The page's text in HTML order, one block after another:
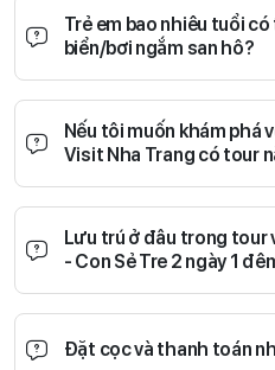
Trẻ em bao nhiêu tuổi
biển/bơi ngắm san hô?
Nếu tôi muốn khám phá
Visit Nha Trang có tour
Lưu trú ở đâu trong tour
- Con Sẻ Tre 2 ngày 1
Đặt cọc và thanh toán